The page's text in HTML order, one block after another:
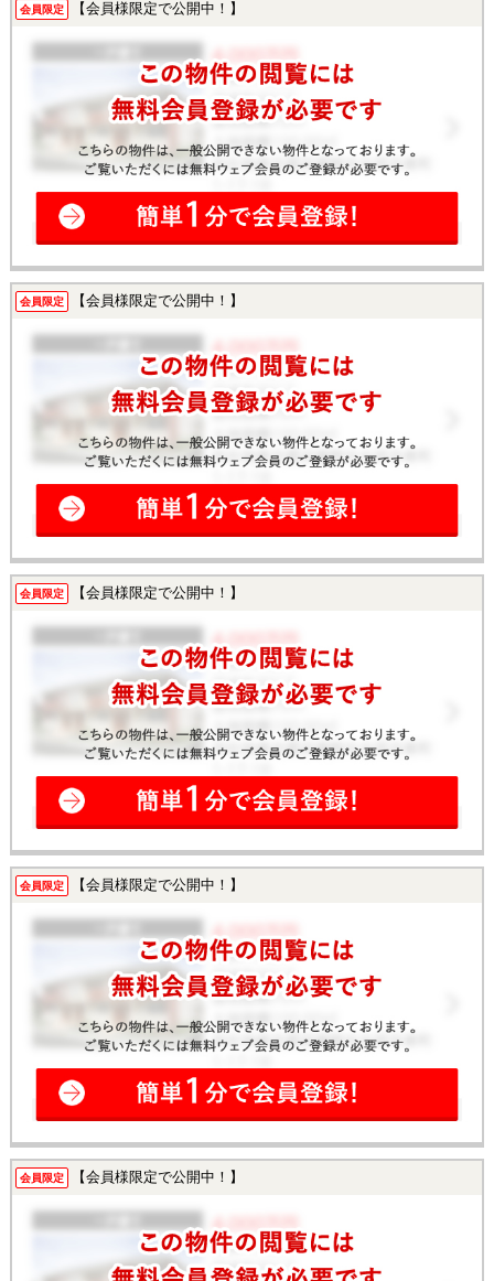
会員限定 【会員様限定で公開中！】
会員限定 【会員様限定で公開中！】
会員限定 【会員様限定で公開中！】
会員限定 【会員様限定で公開中！】
会員限定 【会員様限定で公開中！】